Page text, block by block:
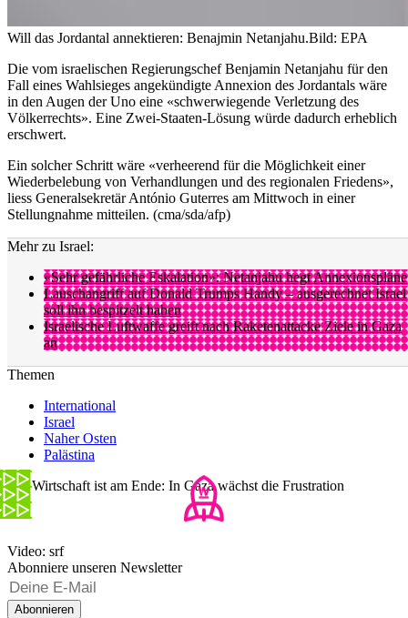
Will das Jordantal annektieren: Benajmin Netanjahu.Bild: EPA
Die vom israelischen Regierungschef Benjamin Netanjahu für den
Fall eines Wahlsieges angekündigte Annexion des Jordantals wäre
in den Augen der Uno eine «schwerwiegende Verletzung des
Völkerrechts». Eine Zwei-Staaten-Lösung würde dadurch erheblich
erschwert.
Ein solcher Schritt wäre «verheerend für die Möglichkeit einer
Wiederbelebung von Verhandlungen und des regionalen Friedens»,
liess Generalsekretär António Guterres am Mittwoch in einer
Stellungnahme mitteilen. (cma/sda/afp)
Mehr zu Israel:
«Sehr gefährliche Eskalation»: Netanjahu hegt Annexionspläne
Lauschangriff auf Donald Trumps Handy – ausgerechnet Israel
soll ihn bespitzelt haben
Israelische Luftwaffe greift nach Raketenattacke Ziele in Gaza
an
Themen
International
Israel
Naher Osten
Palästina
Die Wirtschaft ist am Ende: In Gaza wächst die Frustration
Video: srf
Abonniere unseren Newsletter
Abonnieren